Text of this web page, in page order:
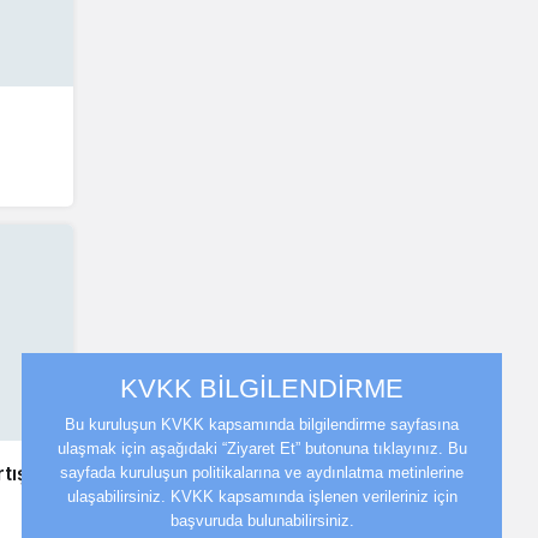
KVKK BİLGİLENDİRME
Bu kuruluşun KVKK kapsamında bilgilendirme sayfasına
ulaşmak için aşağıdaki “Ziyaret Et” butonuna tıklayınız. Bu
sayfada kuruluşun politikalarına ve aydınlatma metinlerine
ulaşabilirsiniz. KVKK kapsamında işlenen verileriniz için
başvuruda bulunabilirsiniz.